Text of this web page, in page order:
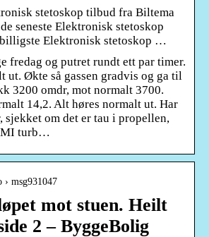
stetoskop tilbud fra Biltema
seneste Elektronisk stetoskop
Elektronisk stetoskop …
fredag og putret rundt ett par timer.
ut. Økte så gassen gradvis og ga til
3200 omdr, mot normalt 3700.
14,2. Alt høres normalt ut. Har
om det er tau i propellen,
turb…
msg931047
mot stuen. Heilt
2 – ByggeBolig